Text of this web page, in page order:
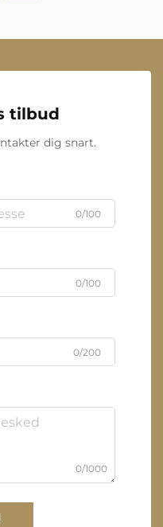
tilbud
dig snart.
0/100
0/100
0/200
0/1000